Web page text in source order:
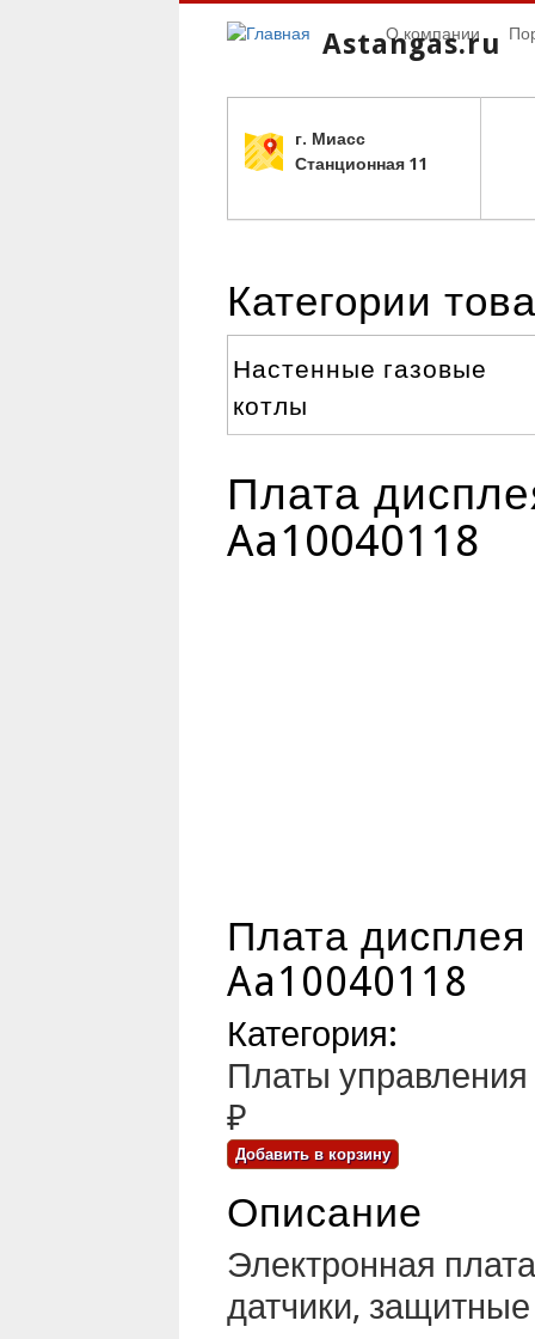
Astangas.ru
г. Миасс
Станционная 11
О компании
Категории
Настенные газовые
котлы
Плата
Aa10040118
Плата
Aa10040118
Категория:
Платы
₽
Описание
Электронная
датчики,